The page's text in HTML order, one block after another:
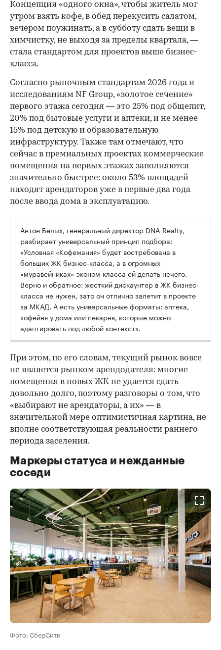
Концепция «одного окна», чтобы житель мог
утром взять кофе, в обед перекусить салатом,
вечером поужинать, а в субботу сдать вещи в
химчистку, не выходя за пределы квартала, —
стала стандартом для проектов выше бизнес-
класса.
Согласно рыночным стандартам 2026 года и
исследованиям NF Group, «золотое сечение»
первого этажа сегодня — это 25% под общепит,
20% под бытовые услуги и аптеки, и не менее
15% под детскую и образовательную
инфраструктуру. Также там отмечают, что
сейчас в премиальных проектах коммерческие
помещения на первых этажах заполняются
значительно быстрее: около 53% площадей
находят арендаторов уже в первые два года
после ввода дома в эксплуатацию.
Антон Белых, генеральный директор DNA Realty,
разбирает универсальный принцип подбора:
«Условная «Кофемания» будет востребована в
больших ЖК бизнес-класса, а в огромных
«муравейниках» эконом-класса ей делать нечего.
Верно и обратное: жесткий дискаунтер в ЖК бизнес-
класса не нужен, зато он отлично залетит в проекте
за МКАД. А есть универсальные форматы: аптека,
кофейня у дома или пекарня, которые можно
адаптировать под любой контекст».
При этом, по его словам, текущий рынок вовсе
не является рынком арендодателя: многие
помещения в новых ЖК не удается сдать
довольно долго, поэтому разговоры о том, что
«выбирают не арендаторы, а их» — в
значительной мере оптимистичная картина, не
вполне соответствующая реальности раннего
периода заселения.
Маркеры статуса и нежданные
соседи
Фото: СберСити